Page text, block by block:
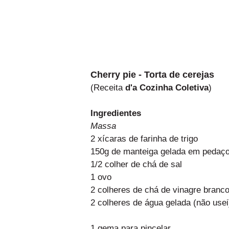
Cherry pie - Torta de cerejas
(Receita d'a Cozinha Coletiva)
Ingredientes
Massa
2 xícaras de farinha de trigo
150g de manteiga gelada em
1/2 colher de chá de sal
1 ovo
2 colheres de chá de vinagre branco
2 colheres de água gelada (não